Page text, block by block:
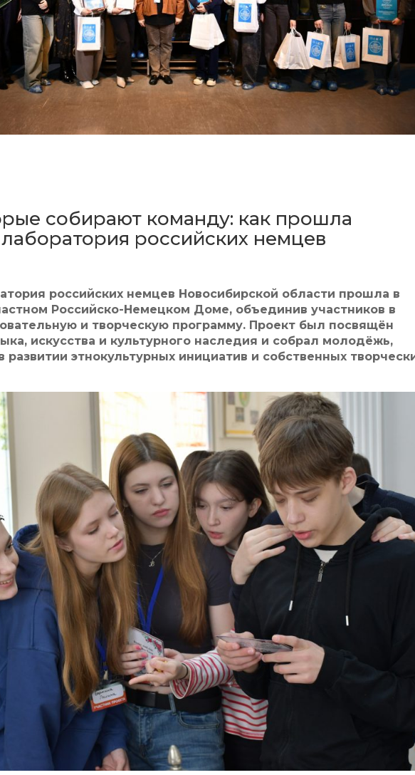
собирают команду: как прошла
российских немцев
российских немцев Новосибирской области прошла в
Российско-Немецком Доме, объединив участников в
и творческую программу. Проект был посвящён
искусства и культурного наследия и собрал молодёжь,
развитии этнокультурных инициатив и собственных